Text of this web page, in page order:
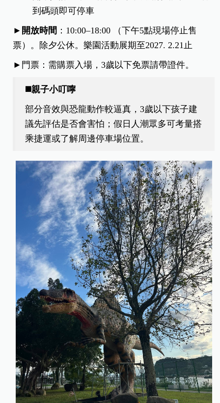
到碼頭即可停車
►開放時間 ：10:00–18:00 （下午5點現場停止售
票）。除夕公休。樂園活動展期至2027. 2.21止
►門票：需購票入場，3歲以下免票請帶證件。
◼️親子小叮嚀
部分音效與恐龍動作較逼真，3歲以下孩子建
議先評估是否會害怕；假日人潮眾多可考量搭
乘捷運或了解周邊停車場位置。